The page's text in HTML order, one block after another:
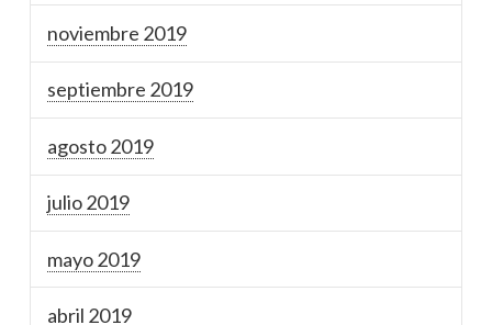
noviembre 2019
septiembre 2019
agosto 2019
julio 2019
mayo 2019
abril 2019